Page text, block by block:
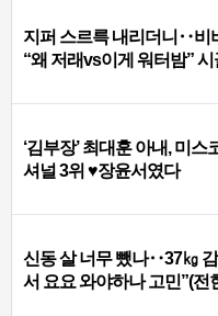
지퍼 스르륵 내리더니‥비
“왜 저래vs이게 워터밤” 시
‘김부장’ 최대훈 아내, 미
셔널 3위 ♥장윤서였다
신동 살 너무 뺐나‥37㎏
서 요요 와야하나 고민”(전